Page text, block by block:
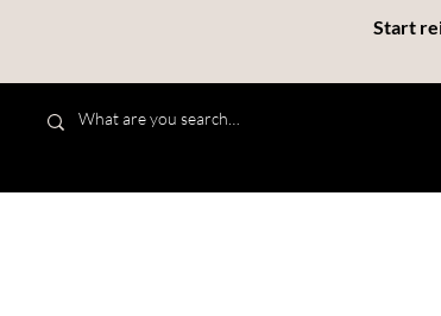
Start